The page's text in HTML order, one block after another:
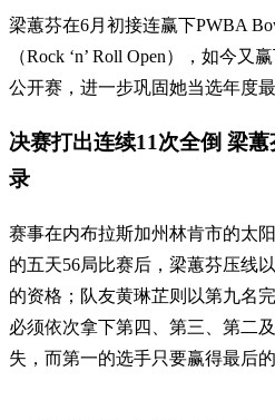
梁蕙芬在6月初接连赢下PWBA
（Rock ‘n’ Roll Open），如今
公开赛，进一步巩固她当选年度
决赛打出连续11次全倒 梁
录
赛事在内布拉斯加州林肯市的太
的五天56局比赛后，梁蕙芬压线
的资格；队友黄琳芷则以第九名
必须依次拿下第四、第三、第二
失，而第一的选手只要赢得最后